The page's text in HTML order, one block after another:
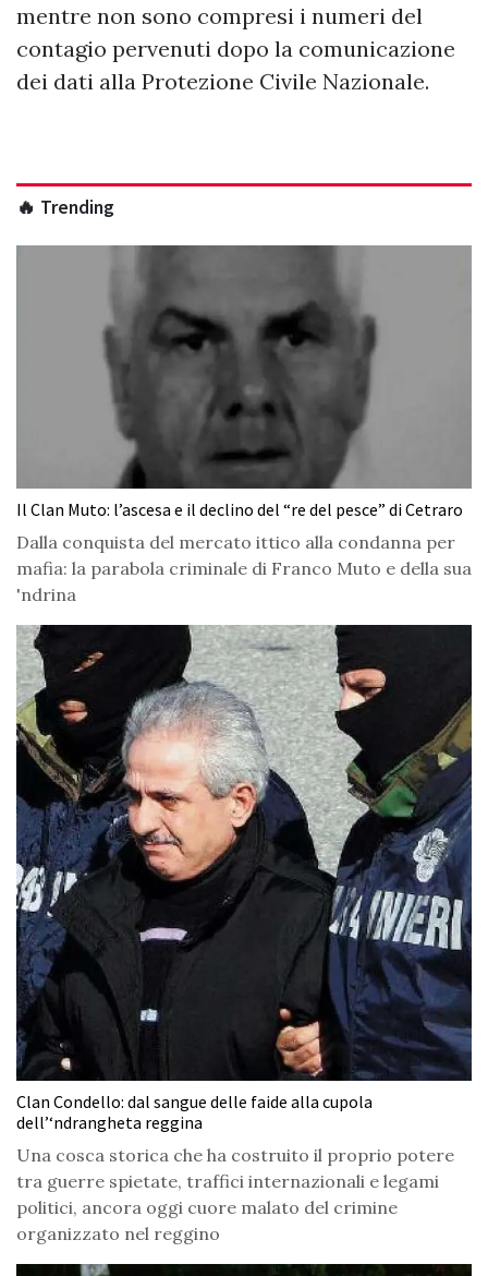
mentre non sono compresi i numeri del
contagio pervenuti dopo la comunicazione
dei dati alla Protezione Civile Nazionale.
🔥 Trending
Il Clan Muto: l’ascesa e il declino del “re del pesce” di Cetraro
Dalla conquista del mercato ittico alla condanna per
mafia: la parabola criminale di Franco Muto e della sua
'ndrina
Clan Condello: dal sangue delle faide alla cupola
dell’‘ndrangheta reggina
Una cosca storica che ha costruito il proprio potere
tra guerre spietate, traffici internazionali e legami
politici, ancora oggi cuore malato del crimine
organizzato nel reggino